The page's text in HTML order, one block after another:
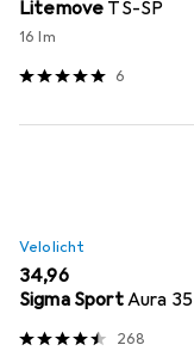
Litemove TS-SP
16 lm
6
Velolicht
EUR
34,96
Sigma SportAura 35
268